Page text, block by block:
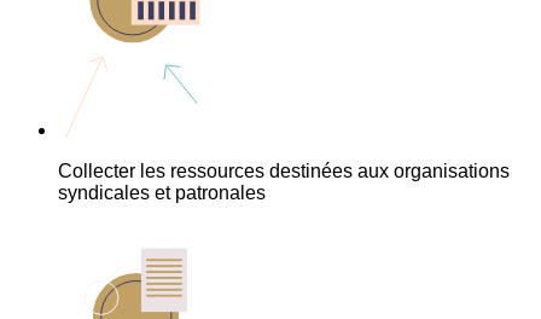
Collecter les ressources destinées aux organisations
syndicales et patronales